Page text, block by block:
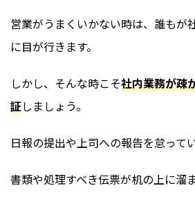
営業がうまくいかない時は、誰もが
に目が行きます。
しかし、そんな時こそ社内業務が疎
証しましょう。
日報の提出や上司への報告を怠って
書類や処理すべき伝票が机の上に溜